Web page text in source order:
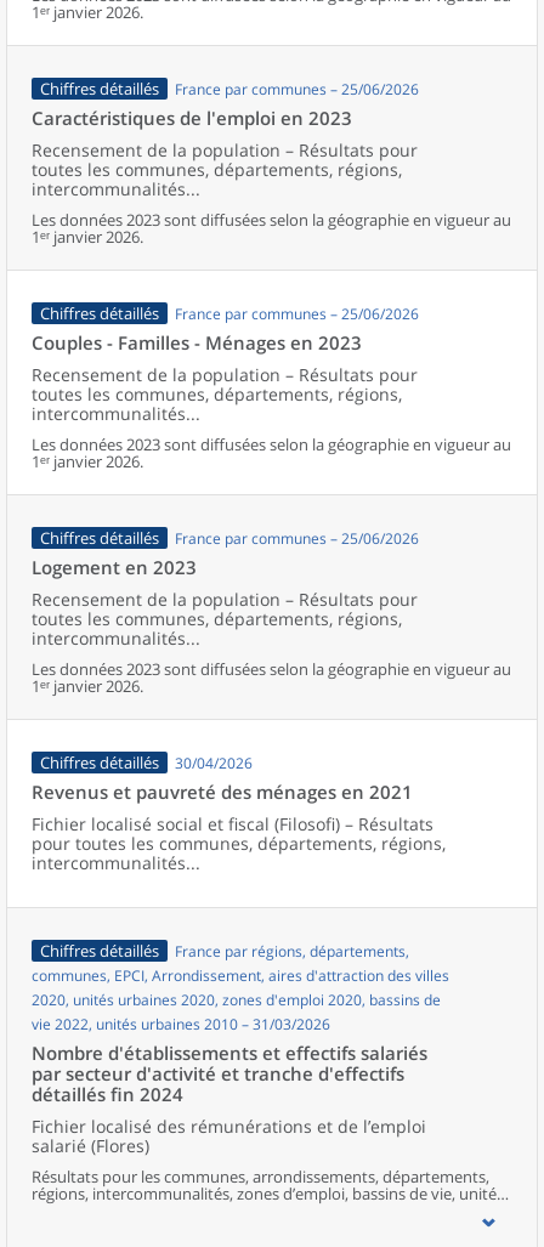
1ᵉʳ janvier 2026.
Chiffres détaillés France par communes – 25/06/2026
Caractéristiques de l'emploi en 2023
Recensement de la population – Résultats pour
toutes les communes, départements, régions,
intercommunalités...
Les données 2023 sont diffusées selon la géographie en vigueur au
1ᵉʳ janvier 2026.
Chiffres détaillés France par communes – 25/06/2026
Couples - Familles - Ménages en 2023
Recensement de la population – Résultats pour
toutes les communes, départements, régions,
intercommunalités...
Les données 2023 sont diffusées selon la géographie en vigueur au
1ᵉʳ janvier 2026.
Chiffres détaillés France par communes – 25/06/2026
Logement en 2023
Recensement de la population – Résultats pour
toutes les communes, départements, régions,
intercommunalités...
Les données 2023 sont diffusées selon la géographie en vigueur au
1ᵉʳ janvier 2026.
Chiffres détaillés 30/04/2026
Revenus et pauvreté des ménages en 2021
Fichier localisé social et fiscal (Filosofi) – Résultats
pour toutes les communes, départements, régions,
intercommunalités...
Chiffres détaillés
France par régions, départements,
communes, EPCI, Arrondissement, aires d'attraction des villes
2020, unités urbaines 2020, zones d'emploi 2020, bassins de
vie 2022, unités urbaines 2010 – 31/03/2026
Nombre d'établissements et effectifs salariés
par secteur d'activité et tranche d'effectifs
détaillés fin 2024
Fichier localisé des rémunérations et de l’emploi
salarié (Flores)
Résultats pour les communes, arrondissements, départements,
régions, intercommunalités, zones d’emploi, bassins de vie, unités
urbaines et aires d’attraction des villes de France.